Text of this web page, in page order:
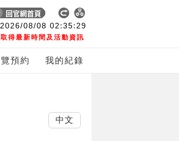
2026/08/08 02:35:30
得最新時間及活動資訊
預約 我的紀錄